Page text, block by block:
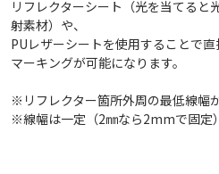
リフレクターシート（光を当てると
射素材）や、
PUレザーシートを使用することで
マーキングが可能になります。
※リフレクター箇所外周の最低線幅
※線幅は一定（2㎜なら2mmで固定